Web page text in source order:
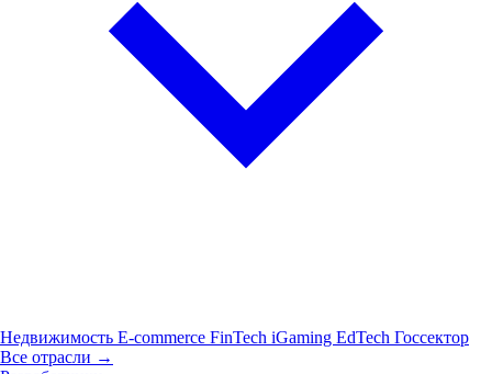
Недвижимость E-commerce FinTech iGaming EdTech Госсектор
Все отрасли →